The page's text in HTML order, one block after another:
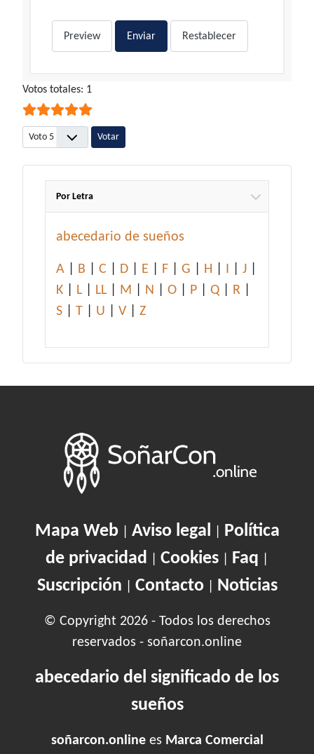
Preview Enviar Restablecer
Ratio:5/5
Votos totales: 1
Por favor, vote
Por Letra
abecedario de sueños
A B C D E F G H I J
K
L LL M N O P Q R
S
T U V Z
Mapa Web| Aviso legal
Política
de privacidad
Cookies Faq
Suscripción Contacto| Noticias
© Copyright 2026 - Todos los derechos
reservados - soñarcon.online
abecedario del significado de los
sueños
soñarcon.onlinees Marca Comercial